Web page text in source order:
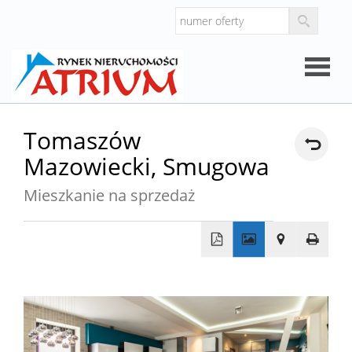
Domy
Tomaszów
Mazowiecki, Smugowa
Mieszkanie na sprzedaż
−